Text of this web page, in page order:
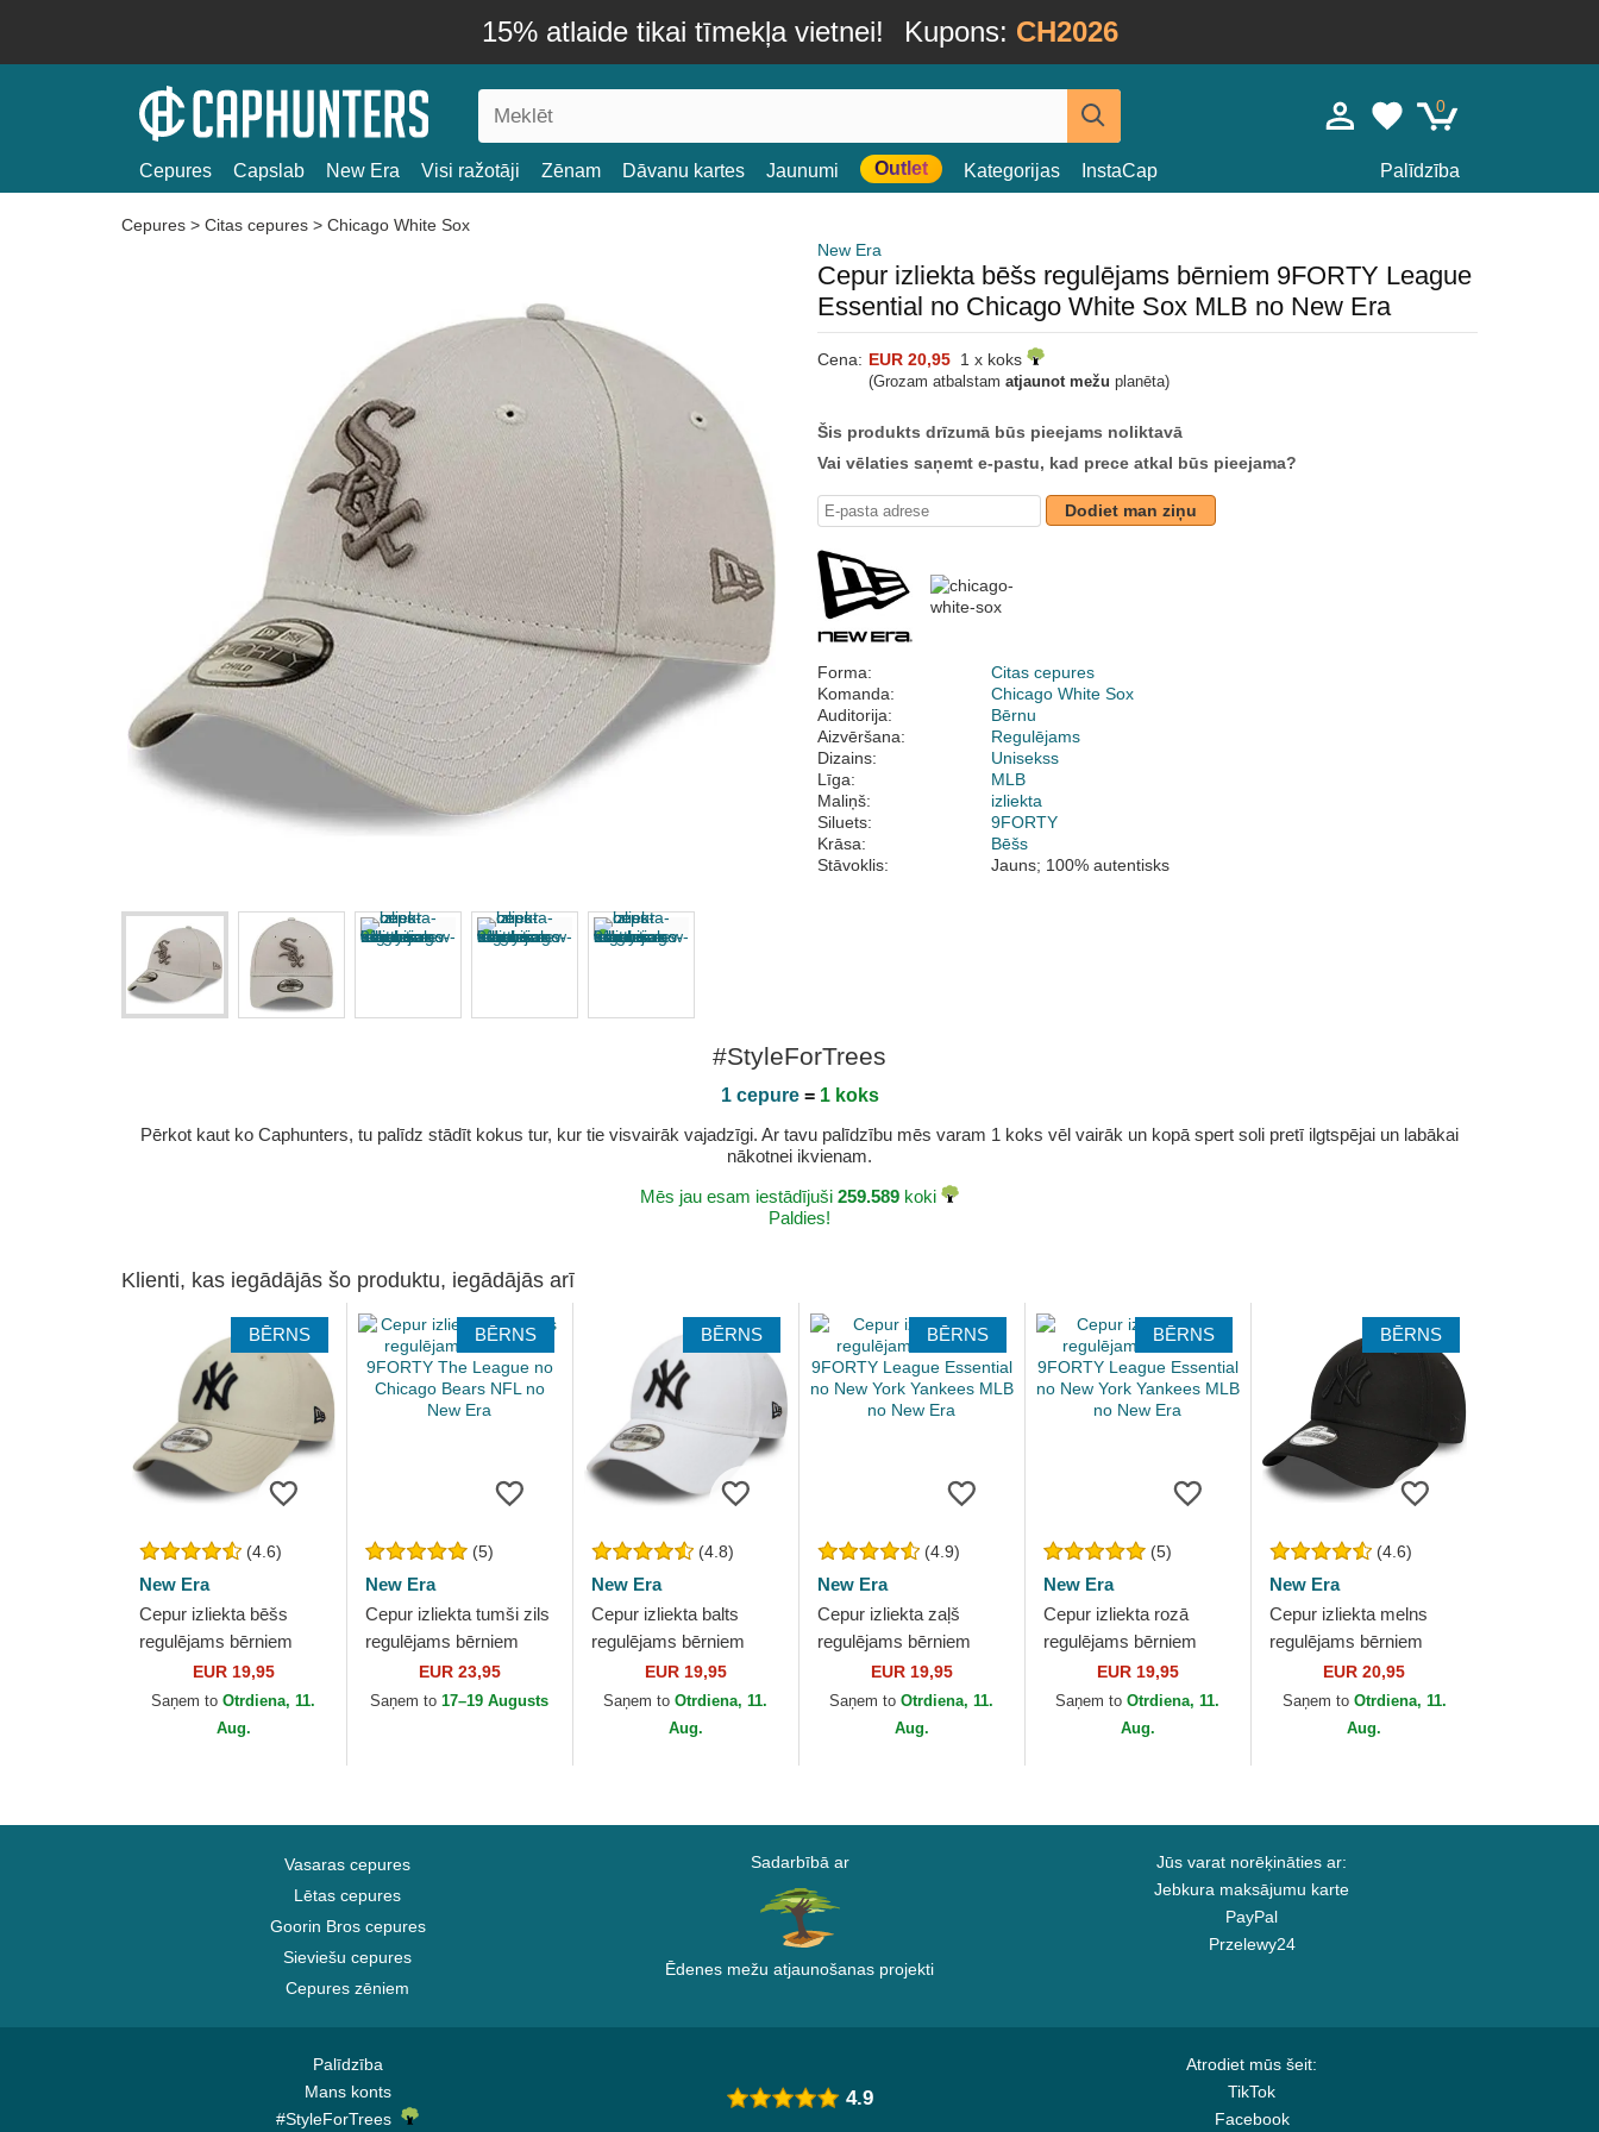
15% atlaide tikai tīmekļa vietnei! Kupons: CH2026
0
Cepures Capslab New Era Visi ražotāji Zēnam Dāvanu kartes Jaunumi Outlet Kategorijas InstaCap Palīdzība
Cepures > Citas cepures > Chicago White Sox
New Era
Cepur izliekta bēšs regulējams bērniem 9FORTY League
Essential no Chicago White Sox MLB no New Era
Cena: EUR 20,95 1 x koks
(Grozam atbalstam atjaunot mežu planēta)
Šis produkts drīzumā būs pieejams noliktavā
Vai vēlaties saņemt e-pastu, kad prece atkal būs pieejama?
Dodiet man ziņu
Forma:
Citas cepures
Komanda:
Chicago White Sox
Auditorija:
Bērnu
Aizvēršana:
Regulējams
Dizains:
Unisekss
Līga:
MLB
Maliņš:
izliekta
Siluets:
9FORTY
Krāsa:
Bēšs
Stāvoklis:
Jauns; 100% autentisks
#StyleForTrees
1 cepure= 1 koks
Pērkot kaut ko Caphunters, tu palīdz stādīt kokus tur, kur tie visvairāk vajadzīgi. Ar tavu palīdzību mēs varam 1 koks vēl vairāk un kopā spert soli pretī ilgtspējai un labākai
nākotnei ikvienam.
Mēs jau esam iestādījuši 259.589 koki
Paldies!
Klienti, kas iegādājās šo produktu, iegādājās arī
BĒRNS
(4.6)
New Era
Cepur izliekta bēšs
regulējams bērniem
9FORTY League
Essential no New York
Yankees MLB no New
EUR 19,95
Saņem toOtrdiena, 11.
Aug.
BĒRNS
(5)
New Era
Cepur izliekta tumši zils
regulējams bērniem
9FORTY The League
no Chicago Bears NFL
EUR 23,95
Saņem to17–19 Augusts
BĒRNS
(4.8)
New Era
Cepur izliekta balts
regulējams bērniem
9FORTY League
Essential no New York
Yankees MLB no New
EUR 19,95
Saņem toOtrdiena, 11.
Aug.
BĒRNS
(4.9)
New Era
Cepur izliekta zaļš
regulējams bērniem
9FORTY League
Essential no New York
Yankees MLB no New
EUR 19,95
Saņem toOtrdiena, 11.
Aug.
BĒRNS
(5)
New Era
Cepur izliekta rozā
regulējams bērniem
9FORTY League
Essential no New York
Yankees MLB no New
EUR 19,95
Saņem toOtrdiena, 11.
Aug.
BĒRNS
(4.6)
New Era
Cepur izliekta melns
regulējams bērniem
9FORTY League
Essential no New York
Yankees MLB no New
EUR 20,95
Saņem to Otrdiena, 11.
Aug.
Vasaras cepures
Lētas cepures
Goorin Bros cepures
Sieviešu cepures
Cepures zēniem
Sadarbībā ar
Ēdenes mežu atjaunošanas projekti
Jūs varat norēķināties ar:
Jebkura maksājumu karte
PayPal
Przelewy24
Palīdzība
Mans konts
#StyleForTrees
Atrodiet mūs šeit:
TikTok
Facebook
4.9